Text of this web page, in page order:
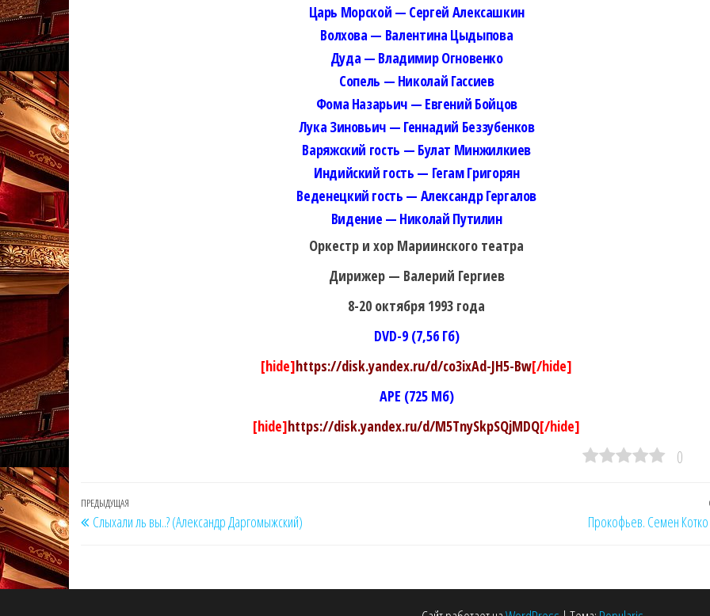
Царь Морской — Сергей Алексашкин
Волхова — Валентина Цыдыпова
Дуда — Владимир Огновенко
Сопель — Николай Гассиев
Фома Назарьич — Евгений Бойцов
Лука Зиновьич — Геннадий Беззубенков
Варяжский гость — Булат Минжилкиев
Индийский гость — Гегам Григорян
Веденецкий гость — Александр Гергалов
Видение — Николай Путилин
Оркестр и хор Мариинского театра
Дирижер — Валерий Гергиев
8-20 октября 1993 года
DVD-9 (7,56 Гб)
[hide]https://disk.yandex.ru/d/co3ixAd-JH5-Bw[/hide]
APE (725 Мб)
[hide]https://disk.yandex.ru/d/M5TnySkpSQjMDQ[/hide]
0
Навигация
по
Предыдущая
запись
ПРЕДЫДУЩАЯ
Слыхали ль вы..? (Александр Даргомыжский) Прокофьев. Семен